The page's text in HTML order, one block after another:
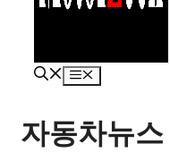
메
자동차뉴스